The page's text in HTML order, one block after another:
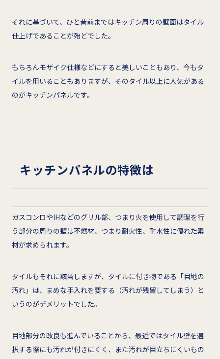
それに基づいて、ひと昔前まではキッチン周りの壁面はタイル
仕上げであることが殆どでした。
もちろんモザイク仕様などにすると美しいこともあり、今もタ
イルを用いることもありますが、そのタイル以上に人気がある
のがキッチンパネルです。
キッチンパネルの特徴は
ガスコンロやIHなどのグリル部、つまり火を使用して調理を行
う部分の周りの壁は不燃材、つまり耐火性、耐水性に優れた素
材が求められます。
タイルもそれに該当しますが、タイルに付き物である「目地の
汚れ」は、まめな手入れを要する（汚れが残留してしまう）と
いうのがデメリットでした。
目地部分の改良も進んでいることから、最近ではタイル壁を選
択する際にも汚れが付きにくく、また汚れが目立ちにくいもの